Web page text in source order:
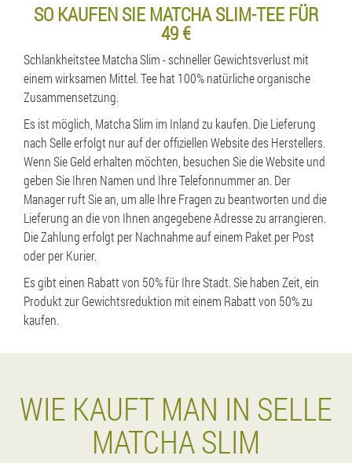
SO KAUFEN SIE MATCHA SLIM-TEE FÜR
49 €
Schlankheitstee Matcha Slim - schneller Gewichtsverlust mit
einem wirksamen Mittel. Tee hat 100% natürliche organische
Zusammensetzung.
Es ist möglich, Matcha Slim im Inland zu kaufen. Die Lieferung
nach Selle erfolgt nur auf der offiziellen Website des Herstellers.
Wenn Sie Geld erhalten möchten, besuchen Sie die Website und
geben Sie Ihren Namen und Ihre Telefonnummer an. Der
Manager ruft Sie an, um alle Ihre Fragen zu beantworten und die
Lieferung an die von Ihnen angegebene Adresse zu arrangieren.
Die Zahlung erfolgt per Nachnahme auf einem Paket per Post
oder per Kurier.
Es gibt einen Rabatt von 50% für Ihre Stadt. Sie haben Zeit, ein
Produkt zur Gewichtsreduktion mit einem Rabatt von 50% zu
kaufen.
WIE KAUFT MAN IN SELLE
MATCHA SLIM